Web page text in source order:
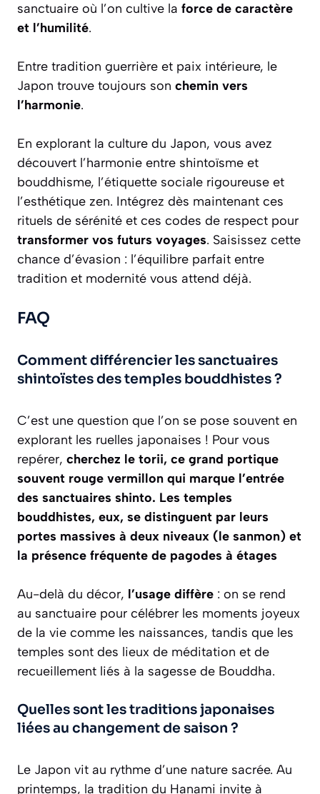
sanctuaire où l’on cultive la force de caractère
et l’humilité.
Entre tradition guerrière et paix intérieure, le
Japon trouve toujours son chemin vers
l’harmonie.
En explorant la culture du Japon, vous avez
découvert l’harmonie entre shintoïsme et
bouddhisme, l’étiquette sociale rigoureuse et
l’esthétique zen. Intégrez dès maintenant ces
rituels de sérénité et ces codes de respect pour
transformer vos futurs voyages. Saisissez cette
chance d’évasion : l’équilibre parfait entre
tradition et modernité vous attend déjà.
FAQ
Comment différencier les sanctuaires
shintoïstes des temples bouddhistes ?
C’est une question que l’on se pose souvent en
explorant les ruelles japonaises ! Pour vous
repérer, cherchez le torii, ce grand portique
souvent rouge vermillon qui marque l’entrée
des sanctuaires shinto. Les temples
bouddhistes, eux, se distinguent par leurs
portes massives à deux niveaux (le sanmon) et
la présence fréquente de pagodes à étages
Au-delà du décor, l’usage diffère : on se rend
au sanctuaire pour célébrer les moments joyeux
de la vie comme les naissances, tandis que les
temples sont des lieux de méditation et de
recueillement liés à la sagesse de Bouddha.
Quelles sont les traditions japonaises
liées au changement de saison ?
Le Japon vit au rythme d’une nature sacrée. Au
printemps, la tradition du Hanami invite à